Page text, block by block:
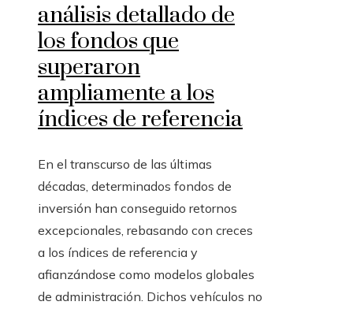
análisis detallado de
los fondos que
superaron
ampliamente a los
índices de referencia
En el transcurso de las últimas
décadas, determinados fondos de
inversión han conseguido retornos
excepcionales, rebasando con creces
a los índices de referencia y
afianzándose como modelos globales
de administración. Dichos vehículos no